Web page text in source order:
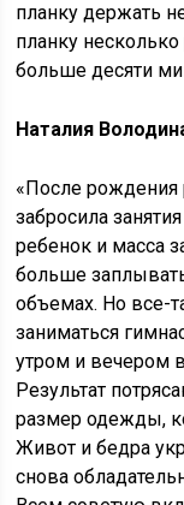
планку держать
планку
больше десяти
Наталия
«После рождения
забросила
ребенок и масса
больше
объемах. Но все-
заниматься
утром и вечером
Результат
размер одежды,
Живот и бедра
снова